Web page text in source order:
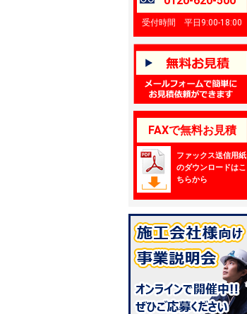
受付時間 平日9:00-18:00
FAXで無料お見積
ファックス送信用紙
のダウンロードはこ
ちらから